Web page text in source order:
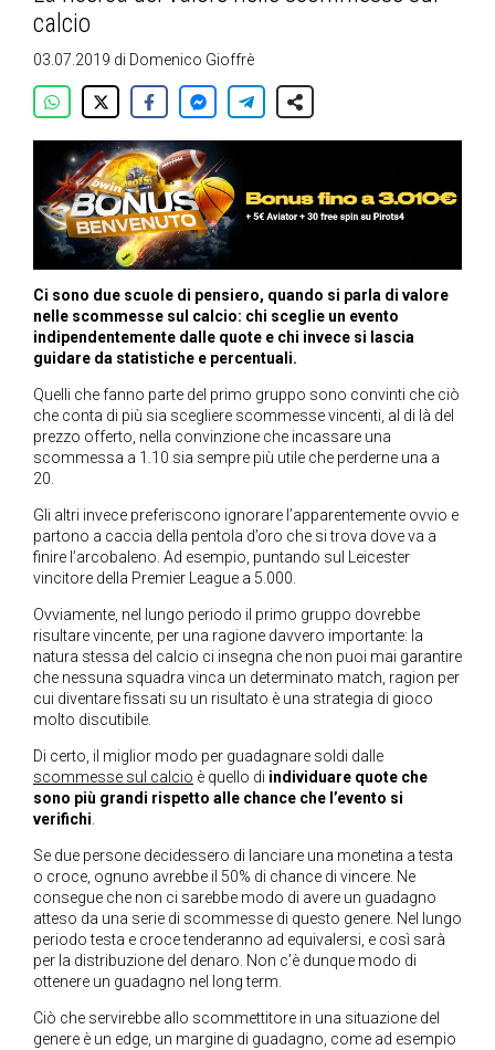
calcio
03.07.2019 di Domenico Gioffrè
Ci sono due scuole di pensiero, quando si parla di valore
nelle scommesse sul calcio: chi sceglie un evento
indipendentemente dalle quote e chi invece si lascia
guidare da statistiche e percentuali.
Quelli che fanno parte del primo gruppo sono convinti che ciò
che conta di più sia scegliere scommesse vincenti, al di là del
prezzo offerto, nella convinzione che incassare una
scommessa a 1.10 sia sempre più utile che perderne una a
20.
Gli altri invece preferiscono ignorare l’apparentemente ovvio e
partono a caccia della pentola d’oro che si trova dove va a
finire l’arcobaleno. Ad esempio, puntando sul Leicester
vincitore della Premier League a 5.000.
Ovviamente, nel lungo periodo il primo gruppo dovrebbe
risultare vincente, per una ragione davvero importante: la
natura stessa del calcio ci insegna che non puoi mai garantire
che nessuna squadra vinca un determinato match, ragion per
cui diventare fissati su un risultato è una strategia di gioco
molto discutibile.
Di certo, il miglior modo per guadagnare soldi dalle
scommesse sul calcio è quello di individuare quote che
sono più grandi rispetto alle chance che l’evento si
verifichi.
Se due persone decidessero di lanciare una monetina a testa
o croce, ognuno avrebbe il 50% di chance di vincere. Ne
consegue che non ci sarebbe modo di avere un guadagno
atteso da una serie di scommesse di questo genere. Nel lungo
periodo testa e croce tenderanno ad equivalersi, e così sarà
per la distribuzione del denaro. Non c’è dunque modo di
ottenere un guadagno nel long term.
Ciò che servirebbe allo scommettitore in una situazione del
genere è un edge, un margine di guadagno, come ad esempio